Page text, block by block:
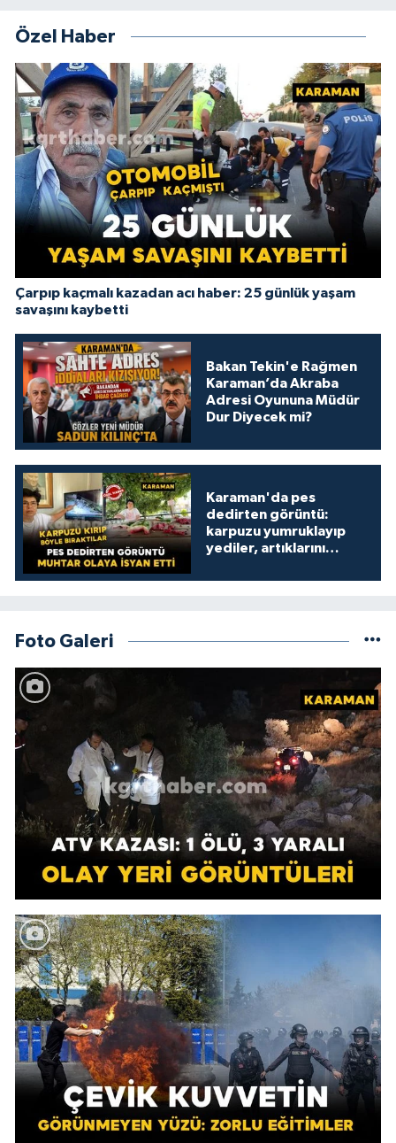
Özel Haber
Çarpıp kaçmalı kazadan acı haber: 25 günlük yaşam
savaşını kaybetti
Bakan Tekin'e Rağmen
Karaman’da Akraba
Adresi Oyununa Müdür
Dur Diyecek mi?
Karaman'da pes
dedirten görüntü:
karpuzu yumruklayıp
yediler, artıklarını
Foto Galeri